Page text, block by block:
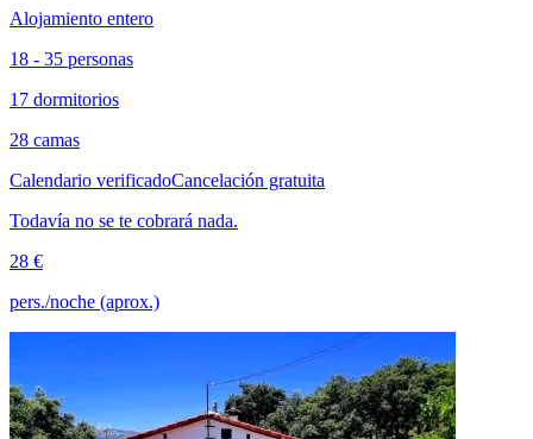
Alojamiento entero
18 - 35 personas
17 dormitorios
28 camas
Calendario verificadoCancelación gratuita
Todavía no se te cobrará nada.
28 €
pers./noche (aprox.)